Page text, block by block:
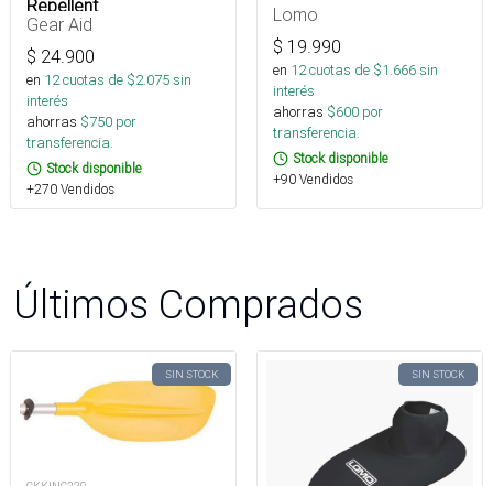
Repellent
Gear Aid
$ 24.900
en 12cuotas de $2.075sin
interés
ahorras $750 por
transferencia.
Stock disponible
+270 Vendidos
Lomo
$ 19.990
en 12cuotas de $1.666sin
interés
ahorras $600 por
transferencia.
Stock disponible
+90 Vendidos
Últimos Comprados
SIN STOCK SIN STOCK